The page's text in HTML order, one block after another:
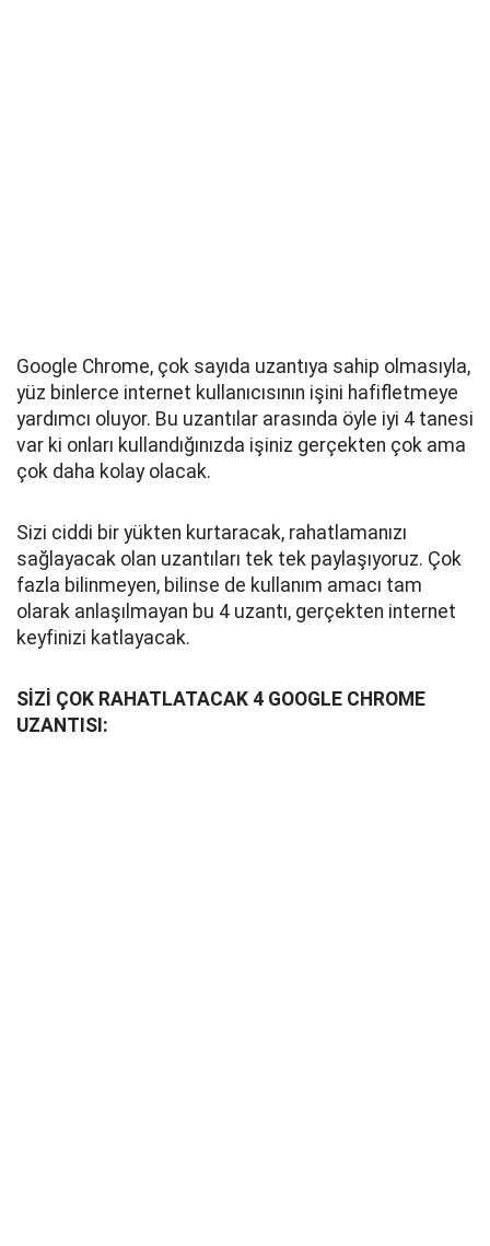
Google Chrome, çok sayıda uzantıya sahip olmasıyla,
yüz binlerce internet kullanıcısının işini hafifletmeye
yardımcı oluyor. Bu uzantılar arasında öyle iyi 4 tanesi
var ki onları kullandığınızda işiniz gerçekten çok ama
çok daha kolay olacak.
Sizi ciddi bir yükten kurtaracak, rahatlamanızı
sağlayacak olan uzantıları tek tek paylaşıyoruz. Çok
fazla bilinmeyen, bilinse de kullanım amacı tam
olarak anlaşılmayan bu 4 uzantı, gerçekten internet
keyfinizi katlayacak.
SİZİ ÇOK RAHATLATACAK 4 GOOGLE CHROME
UZANTISI: